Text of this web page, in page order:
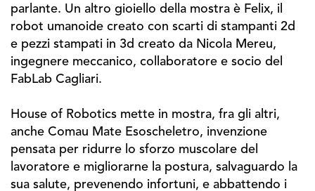
parlante. Un altro gioiello della mostra è Felix, il
robot umanoide creato con scarti di stampanti 2d
e pezzi stampati in 3d creato da Nicola Mereu,
ingegnere meccanico, collaboratore e socio del
FabLab Cagliari.
House of Robotics mette in mostra, fra gli altri,
anche Comau Mate Esoscheletro, invenzione
pensata per ridurre lo sforzo muscolare del
lavoratore e migliorarne la postura, salvaguardo la
sua salute, prevenendo infortuni, e abbattendo i